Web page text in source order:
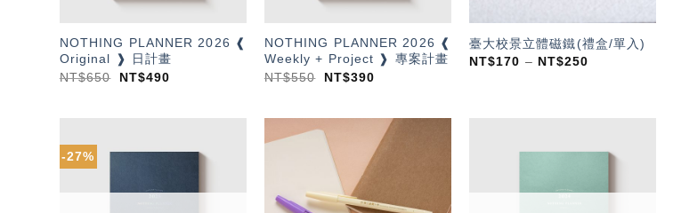
NOTHING PLANNER 2026 ❰
Original ❱ 日計畫
NT$650 NT$490
NOTHING PLANNER 2026 ❰
Weekly + Project ❱ 專案計畫
NT$550 NT$390
臺大校景立體磁鐵(禮盒/單入)
NT$170 – NT$250
-27%
望輕
望輕